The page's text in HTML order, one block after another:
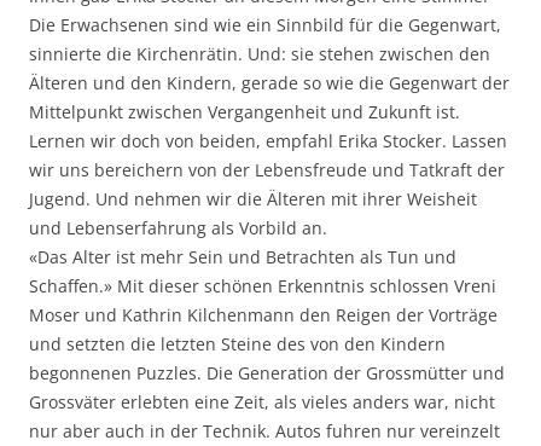
Die Erwachsenen sind wie ein Sinnbild für die Gegenwart,
sinnierte die Kirchenrätin. Und: sie stehen zwischen den
Älteren und den Kindern, gerade so wie die Gegenwart der
Mittelpunkt zwischen Vergangenheit und Zukunft ist.
Lernen wir doch von beiden, empfahl Erika Stocker. Lassen
wir uns bereichern von der Lebensfreude und Tatkraft der
Jugend. Und nehmen wir die Älteren mit ihrer Weisheit
und Lebenserfahrung als Vorbild an.
«Das Alter ist mehr Sein und Betrachten als Tun und
Schaffen.» Mit dieser schönen Erkenntnis schlossen Vreni
Moser und Kathrin Kilchenmann den Reigen der Vorträge
und setzten die letzten Steine des von den Kindern
begonnenen Puzzles. Die Generation der Grossmütter und
Grossväter erlebten eine Zeit, als vieles anders war, nicht
nur aber auch in der Technik. Autos fuhren nur vereinzelt